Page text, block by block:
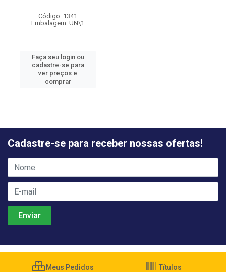
Código: 1341
Embalagem: UN\1
Faça seu login ou
cadastre-se para
ver preços e
comprar
Cadastre-se para receber nossas ofertas!
Meus Pedidos Títulos